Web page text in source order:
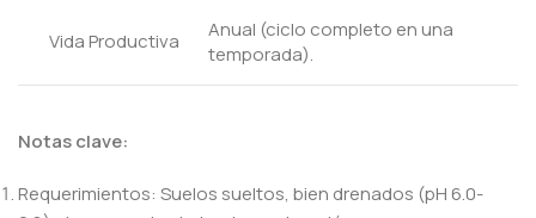
Vida Productiva
Anual (ciclo completo en una
temporada).
Notas clave:
Requerimientos: Suelos sueltos, bien drenados (pH 6.0-